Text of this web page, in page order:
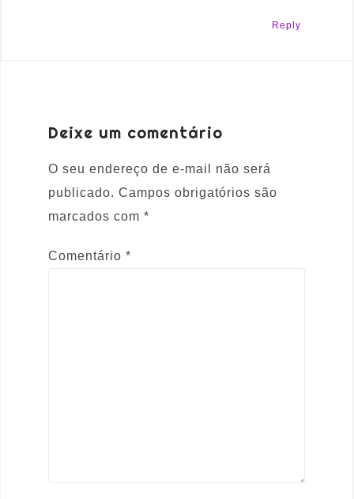
Reply
Deixe um comentário
O seu endereço de e-mail não será
publicado. Campos obrigatórios são
marcados com *
Comentário *